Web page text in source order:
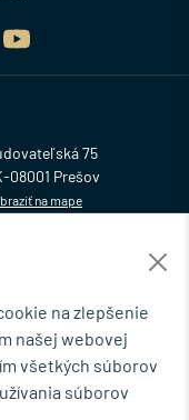
75
08001 Prešov
na mape
na zlepšenie
našej webovej
všetkých súborov
súborov